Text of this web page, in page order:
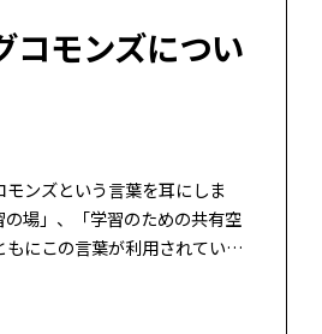
コモンズについ
ンズという言葉を耳にしま
場」、「学習のための共有空
にこの言葉が利用されている
ニングコモンズという言葉が出
おけるインフォメ […]